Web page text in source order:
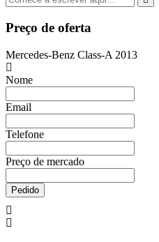
Preço de oferta
Mercedes-Benz Class-A 2013
Nome
Email
Telefone
Preço de mercado
Pedido